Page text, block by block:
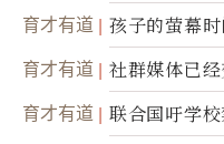
育才有道 孩子的萤幕
育才有道 社群媒体已
育才有道 联合国吁学